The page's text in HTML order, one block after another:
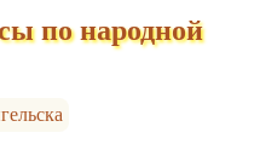
по народной